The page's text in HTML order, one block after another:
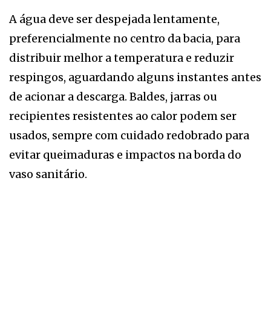
A água deve ser despejada lentamente,
preferencialmente no centro da bacia, para
distribuir melhor a temperatura e reduzir
respingos, aguardando alguns instantes antes
de acionar a descarga. Baldes, jarras ou
recipientes resistentes ao calor podem ser
usados, sempre com cuidado redobrado para
evitar queimaduras e impactos na borda do
vaso sanitário.